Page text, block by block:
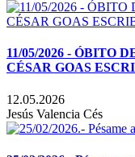
11/05/2026 - ÓBITO
CÉSAR GOAS
12.05.2026
Jesús Valencia Cés